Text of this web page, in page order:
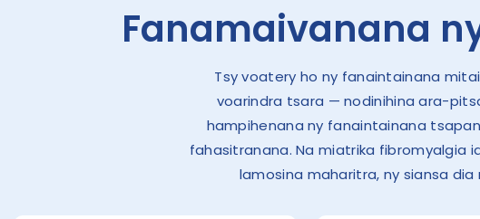
Fanamaivanana
Tsy voatery ho ny fanaintainana
voarindra tsara — nodinihina ara-
hampihenana ny fanaintainana
fahasitranana. Na miatrika fibromyalgia
lamosina maharitra, ny siansa